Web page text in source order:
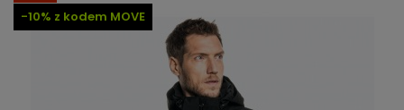
-10% z kodem MOVE